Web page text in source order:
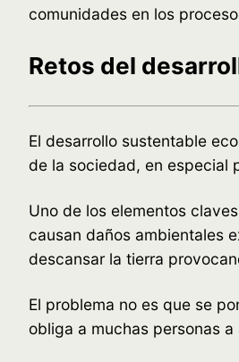
comunidades en los
Retos del
El desarrollo sustentable
de la sociedad, en especial
Uno de los elementos
causan daños ambientales
descansar la tierra
El problema no es que se
obliga a muchas personas